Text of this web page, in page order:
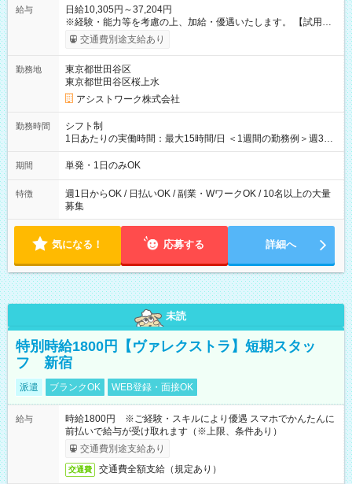
給与
日給10,305円～37,204円
※経験・能力等を考慮の上、加給・優遇いたします。 【試用期
間】試用期間なし
交通費別途支給あり
勤務地
東京都世田谷区
東京都世田谷区桜上水
アシストワーク株式会社
勤務時間
シフト制
1日あたりの実働時間：最大15時間/日 ＜1週間の勤務例＞週3回
勤務 勤務：月・水・金 休み：火・木・土・日 好きな時にお仕事
可能です！ ※1日あたりの最大実働時間は日勤、夜勤共に勤務し
期間 単発・1日のみOK
特徴
週1日からOK / 日払いOK / 副業・WワークOK / 10名以上の大量
募集
気になる！ 応募する 詳細へ
未読
特別時給1800円【ヴァレクストラ】短期スタッ
フ 新宿
派遣 ブランクOK WEB登録・面接OK
給与
時給1800円 ※ご経験・スキルにより優遇 スマホでかんたんに
前払いで給与が受け取れます（※上限、条件あり）
交通費別途支給あり
交通費 交通費全額支給（規定あり）